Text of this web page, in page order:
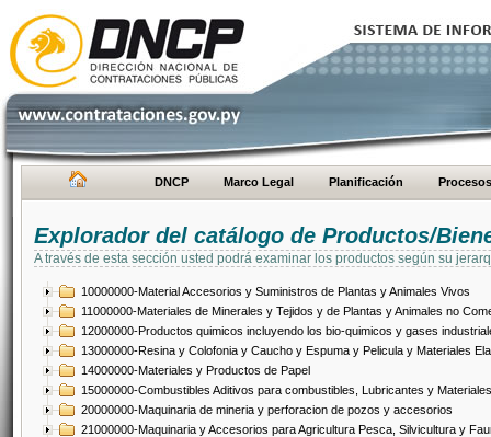
DNCP Marco Legal Planificación Procesos
Explorador del catálogo de Productos/
A través de esta sección usted podrá examinar los productos según su
10000000-Material Accesorios y Suministros de Plantas y Animales Vivos
11000000-Materiales de Minerales y Tejidos y de Plantas y Animales no
12000000-Productos quimicos incluyendo los bio-quimicos y gases
13000000-Resina y Colofonia y Caucho y Espuma y Pelicula y Materiales
14000000-Materiales y Productos de Papel
15000000-Combustibles Aditivos para combustibles, Lubricantes y
20000000-Maquinaria de mineria y perforacion de pozos y accesorios
21000000-Maquinaria y Accesorios para Agricultura Pesca, Silvicultura y